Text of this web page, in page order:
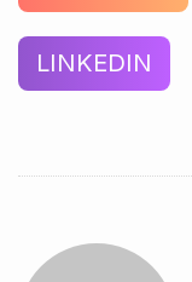
LINKEDIN